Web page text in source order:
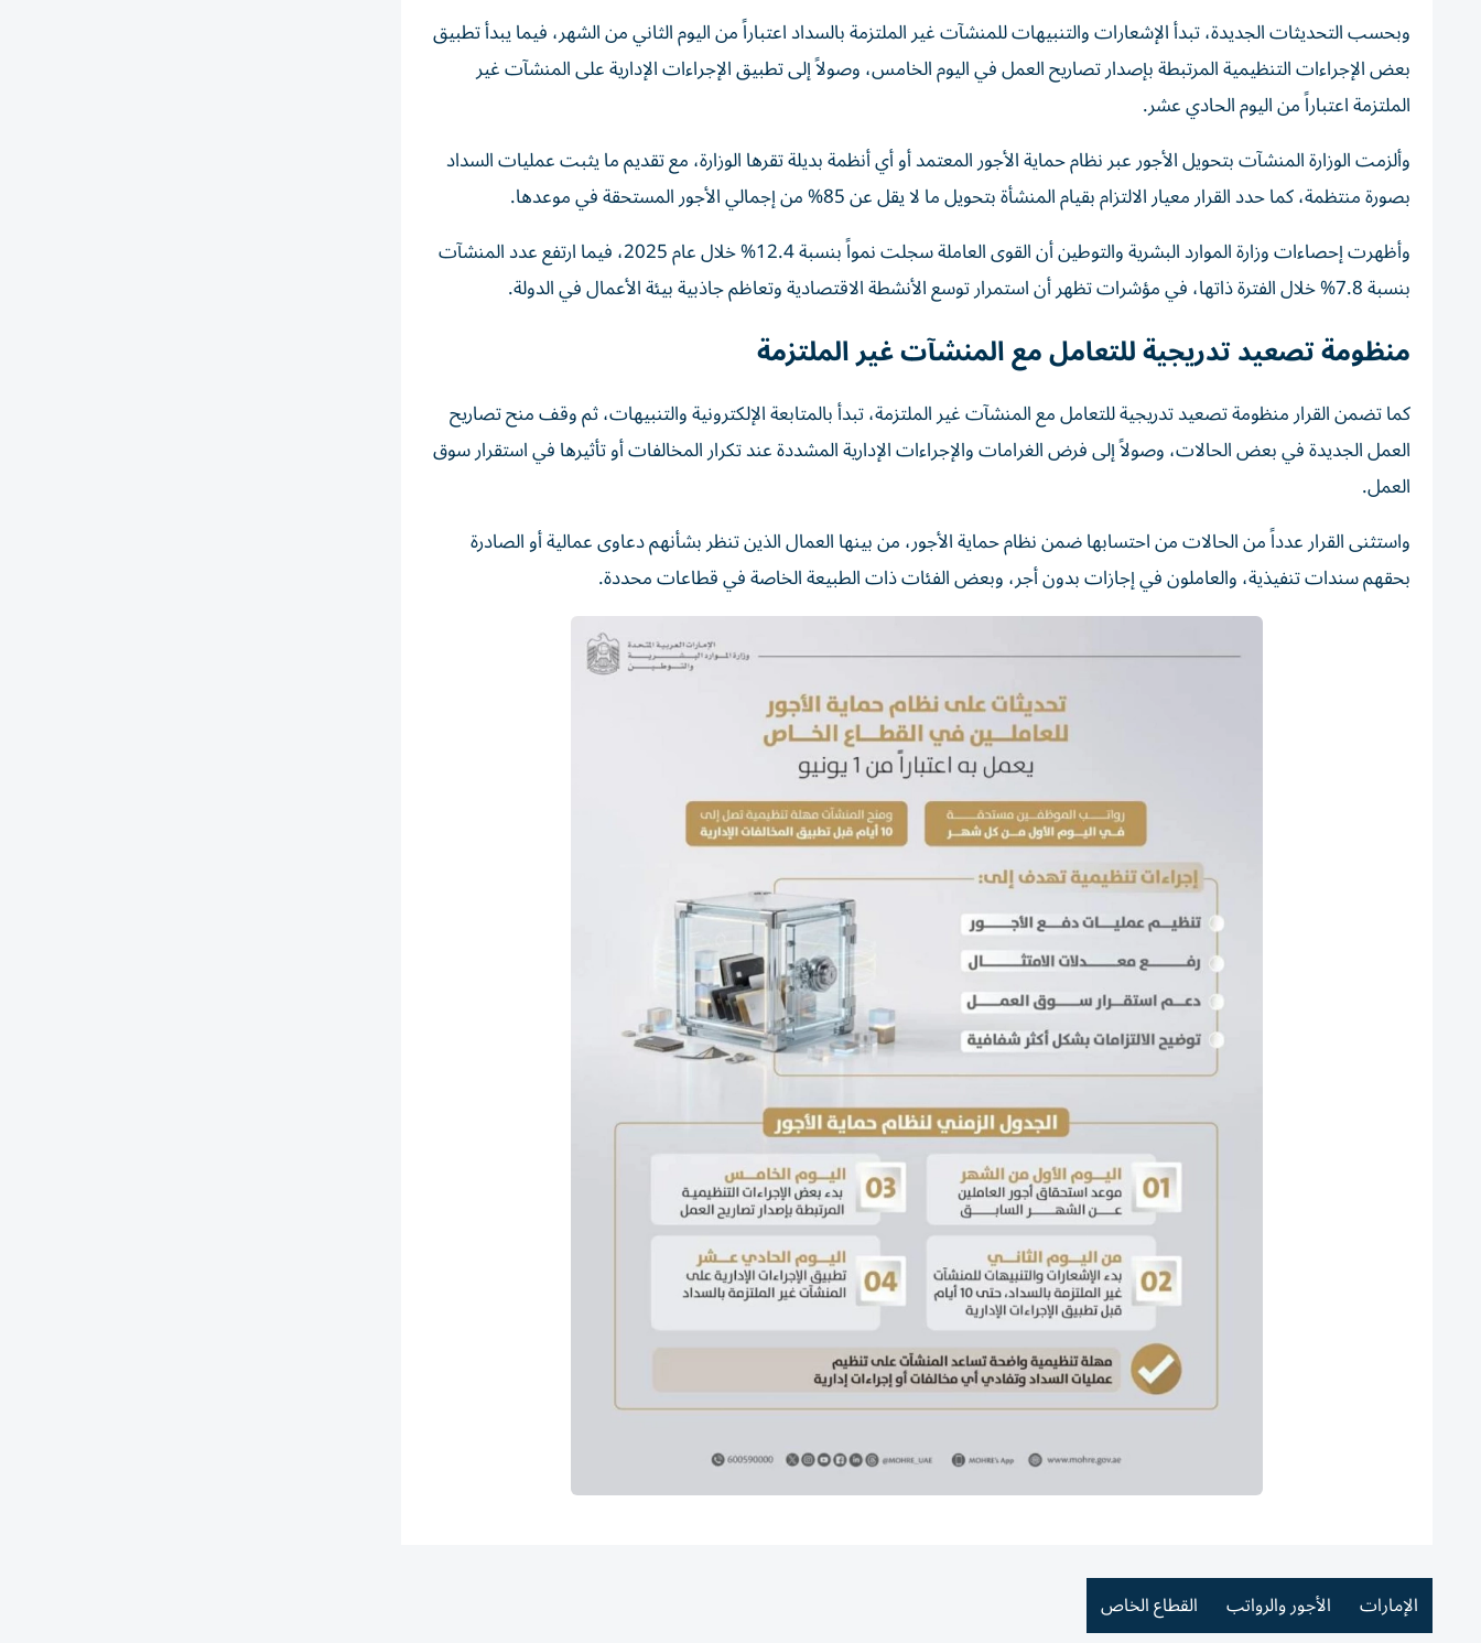
وبحسب التحديثات الجديدة، تبدأ الإشعارات والتنبيهات للمنشآت غير الملتزمة بالسداد اعتباراً من اليوم الثاني من الشهر، فيما يبدأ تطبيق
بعض الإجراءات التنظيمية المرتبطة بإصدار تصاريح العمل في اليوم الخامس، وصولاً إلى تطبيق الإجراءات الإدارية على المنشآت غير
الملتزمة اعتباراً من اليوم الحادي عشر.
وألزمت الوزارة المنشآت بتحويل الأجور عبر نظام حماية الأجور المعتمد أو أي أنظمة بديلة تقرها الوزارة، مع تقديم ما يثبت عمليات السداد
بصورة منتظمة، كما حدد القرار معيار الالتزام بقيام المنشأة بتحويل ما لا يقل عن 85% من إجمالي الأجور المستحقة في موعدها.
وأظهرت إحصاءات وزارة الموارد البشرية والتوطين أن القوى العاملة سجلت نمواً بنسبة 12.4% خلال عام 2025، فيما ارتفع عدد المنشآت
بنسبة 7.8% خلال الفترة ذاتها، في مؤشرات تظهر أن استمرار توسع الأنشطة الاقتصادية وتعاظم جاذبية بيئة الأعمال في الدولة.
منظومة تصعيد تدريجية للتعامل مع المنشآت غير الملتزمة
كما تضمن القرار منظومة تصعيد تدريجية للتعامل مع المنشآت غير الملتزمة، تبدأ بالمتابعة الإلكترونية والتنبيهات، ثم وقف منح تصاريح
العمل الجديدة في بعض الحالات، وصولاً إلى فرض الغرامات والإجراءات الإدارية المشددة عند تكرار المخالفات أو تأثيرها في استقرار سوق
العمل.
واستثنى القرار عدداً من الحالات من احتسابها ضمن نظام حماية الأجور، من بينها العمال الذين تنظر بشأنهم دعاوى عمالية أو الصادرة
بحقهم سندات تنفيذية، والعاملون في إجازات بدون أجر، وبعض الفئات ذات الطبيعة الخاصة في قطاعات محددة.
الإمارات الأجور والرواتب القطاع الخاص